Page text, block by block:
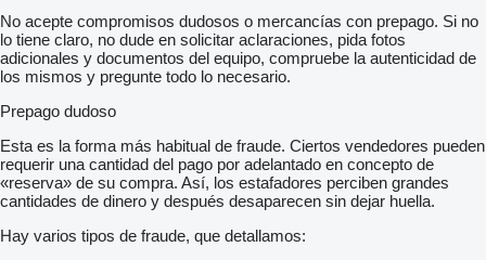
No acepte compromisos dudosos o mercancías con prepago. Si no
lo tiene claro, no dude en solicitar aclaraciones, pida fotos
adicionales y documentos del equipo, compruebe la autenticidad de
los mismos y pregunte todo lo necesario.
Prepago dudoso
Esta es la forma más habitual de fraude. Ciertos vendedores pueden
requerir una cantidad del pago por adelantado en concepto de
«reserva» de su compra. Así, los estafadores perciben grandes
cantidades de dinero y después desaparecen sin dejar huella.
Hay varios tipos de fraude, que detallamos: